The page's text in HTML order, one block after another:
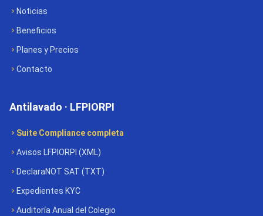
Noticias
Beneficios
Planes y Precios
Contacto
Antilavado · LFPIORPI
Suite Compliance completa
Avisos LFPIORPI (XML)
DeclaraNOT SAT (TXT)
Expedientes KYC
Auditoría Anual del Colegio